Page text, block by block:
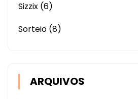
Sizzix (6)
Sorteio (8)
ARQUIVOS